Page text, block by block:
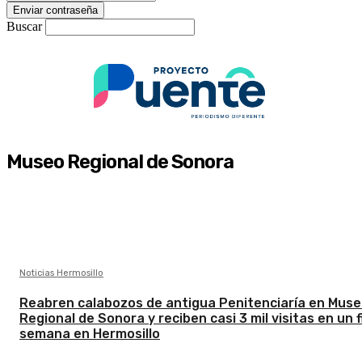
Buscar
Museo Regional de Sonora
Noticias Hermosillo
Reabren calabozos de antigua Penitenciaría en
Regional de Sonora y reciben casi 3 mil visitas en un
semana en Hermosillo